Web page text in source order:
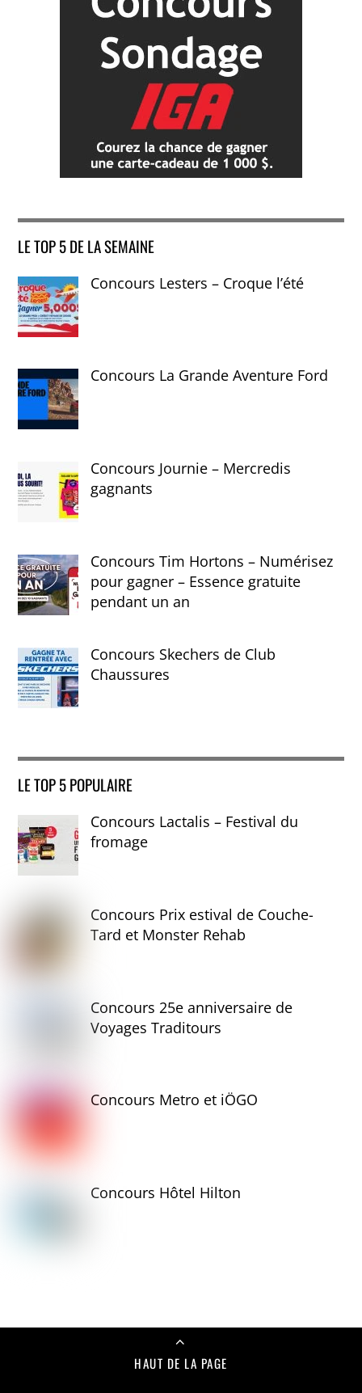
LE TOP 5 DE LA SEMAINE
Concours Lesters – Croque l’été
Concours La Grande Aventure Ford
Concours Journie – Mercredis
gagnants
Concours Tim Hortons – Numérisez
pour gagner – Essence gratuite
pendant un an
Concours Skechers de Club
Chaussures
LE TOP 5 POPULAIRE
Concours Lactalis – Festival du
fromage
Concours Prix estival de Couche-
Tard et Monster Rehab
Concours 25e anniversaire de
Voyages Traditours
Concours Metro et iÖGO
Concours Hôtel Hilton
HAUT DE LA PAGE